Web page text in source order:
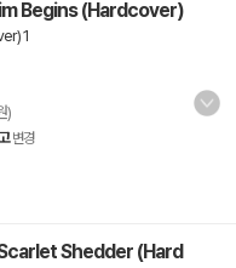
Begins (Hardcover)
1
)
변경
Shedder (Hard